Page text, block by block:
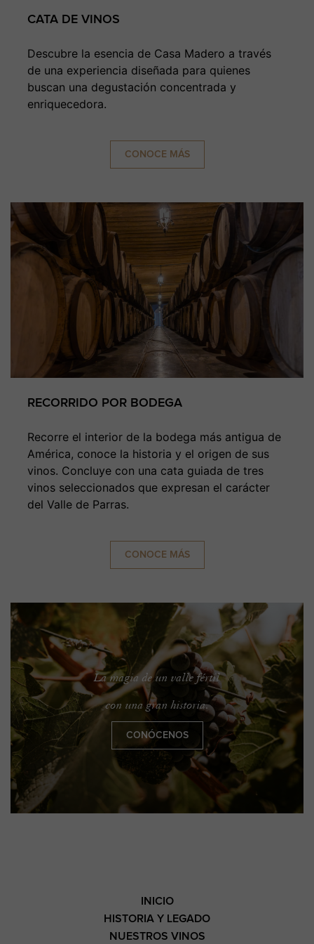
CATA DE VINOS
Descubre la esencia de Casa Madero a través
de una experiencia diseñada para quienes
buscan una degustación concentrada y
enriquecedora.
CONOCE MÁS
RECORRIDO POR BODEGA
Recorre el interior de la bodega más antigua de
América, conoce la historia y el origen de sus
vinos. Concluye con una cata guiada de tres
vinos seleccionados que expresan el carácter
del Valle de Parras.
CONOCE MÁS
La magia de un valle fértil
con una gran historia.
CONÓCENOS
INICIO
HISTORIA Y LEGADO
NUESTROS VINOS